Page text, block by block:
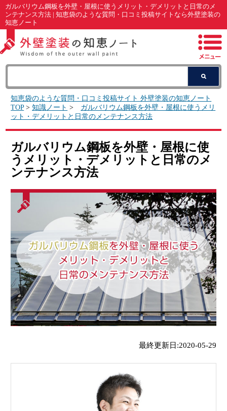
ガルバリウム鋼板を外壁・屋根に使うメリット・デメリットと日常のメ
ンテナンス方法 | 知恵袋のような質問・口コミ投稿サイトなら外壁塗装の
知恵ノート
知恵袋のような質問・口コミ投稿サイト 外壁塗装の知恵ノート
TOP>知識ノート >
ガルバリウム鋼板を外壁・屋根に使うメリ
ット・デメリットと日常のメンテナンス方法
ガルバリウム鋼板を外壁・屋根に使
うメリット・デメリットと日常のメ
ンテナンス方法
最終更新日:2020-05-29